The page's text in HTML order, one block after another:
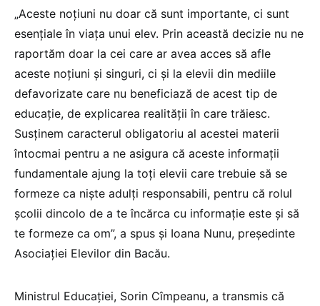
„Aceste noţiuni nu doar că sunt importante, ci sunt
esenţiale în viaţa unui elev. Prin această decizie nu ne
raportăm doar la cei care ar avea acces să afle
aceste noţiuni şi singuri, ci şi la elevii din mediile
defavorizate care nu beneficiază de acest tip de
educaţie, de explicarea realităţii în care trăiesc.
Susţinem caracterul obligatoriu al acestei materii
întocmai pentru a ne asigura că aceste informaţii
fundamentale ajung la toţi elevii care trebuie să se
formeze ca nişte adulţi responsabili, pentru că rolul
şcolii dincolo de a te încărca cu informaţie este şi să
te formeze ca om”, a spus și Ioana Nunu, preşedinte
Asociaţiei Elevilor din Bacău.
Ministrul Educaţiei, Sorin Cîmpeanu, a transmis că